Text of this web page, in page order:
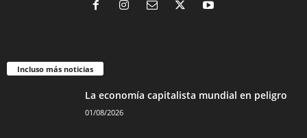
Incluso más noticias
La economía capitalista mundial en peligro
01/08/2026